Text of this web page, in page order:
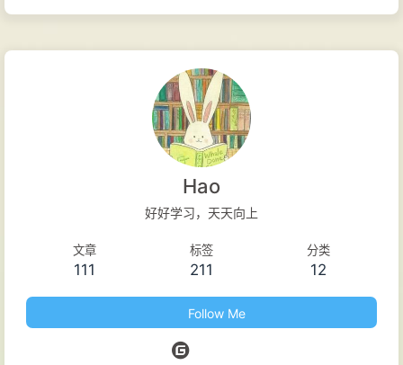
下，您就可以访问应用程序的所有重要功能，并且可以立即使用
该工具。尽管如此，专业人士有很多选择可以根据您的个人需求
调整软件。 吸管： 使用吸管，您可以拾取屏幕上显示的所有 颜
色。无论颜色是在另一个应用程序中、照片中还是桌面上的某个
位置。 支持多种颜色模型： 目前，该应用程序支持以下颜色模
型：RGB（绝对值、百分比和十六进制表示法）、CMY、
即显示。 简单翻译： 您可以使用键盘、鼠标滚轮或使用向上和
向下按钮更改 颜色模型 中的值。同时，颜色和其他颜色模型的
值会立即发生变化。 加工： 只需单击一下，您就可以将 颜色模
型 的所有值复制到剪贴板，以便立即在其他应用程序中使用它
Hao
好好学习，天天向上
文章
111
标签
211
分类
12
Follow Me